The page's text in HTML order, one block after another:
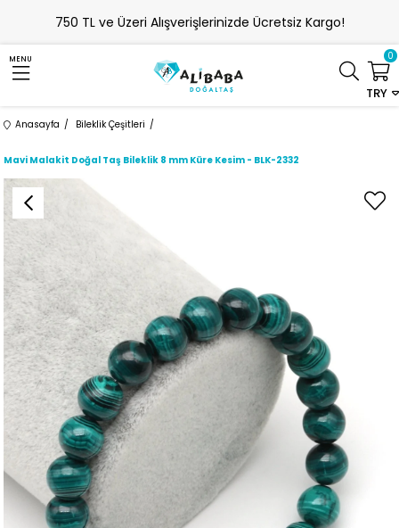
750 TL ve Üzeri Alışverişlerinizde Ücretsiz Kargo!
MENU
TRY
0
Anasayfa Bileklik Çeşitleri
Mavi Malakit Doğal Taş Bileklik 8 mm Küre Kesim - BLK-2332